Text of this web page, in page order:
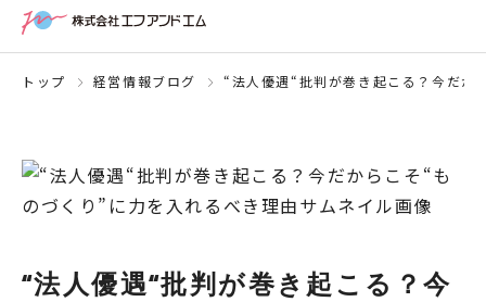
トップ 経営情報ブログ “法人優遇“批判が巻き起こる？今だか
“法人優遇“批判が巻き起こる？今